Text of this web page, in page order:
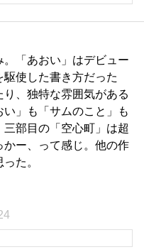
「あおい」はデビュー
使した書き方だった
、独特な雰囲気がある
」も「サムのこと」も
部目の「空心町」は超
ー、って感じ。他の作
た。